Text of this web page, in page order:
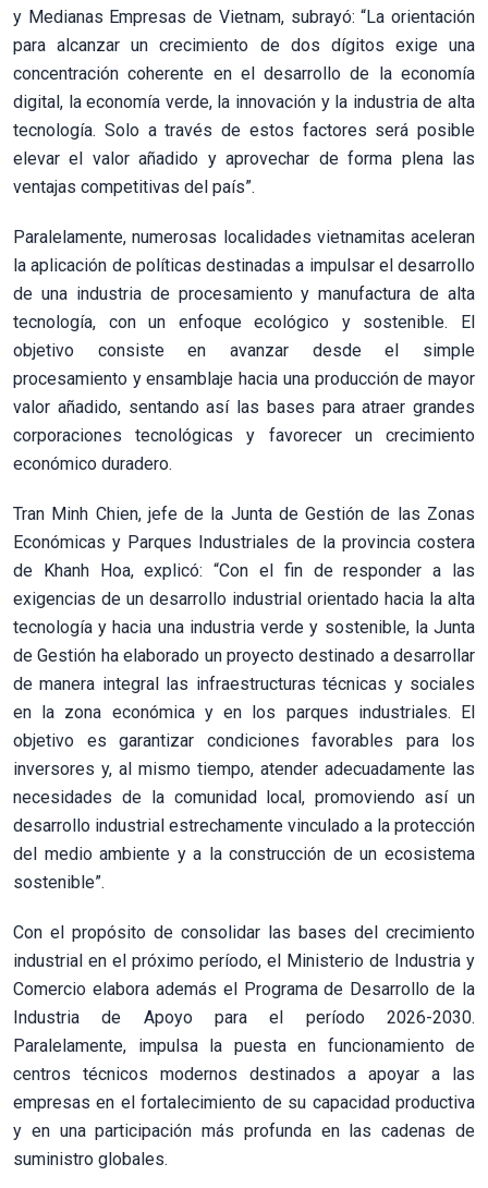
y Medianas Empresas de Vietnam, subrayó: “La orientación
para alcanzar un crecimiento de dos dígitos exige una
concentración coherente en el desarrollo de la economía
digital, la economía verde, la innovación y la industria de alta
tecnología. Solo a través de estos factores será posible
elevar el valor añadido y aprovechar de forma plena las
ventajas competitivas del país”.
Paralelamente, numerosas localidades vietnamitas aceleran
la aplicación de políticas destinadas a impulsar el desarrollo
de una industria de procesamiento y manufactura de alta
tecnología, con un enfoque ecológico y sostenible. El
objetivo consiste en avanzar desde el simple
procesamiento y ensamblaje hacia una producción de mayor
valor añadido, sentando así las bases para atraer grandes
corporaciones tecnológicas y favorecer un crecimiento
económico duradero.
Tran Minh Chien, jefe de la Junta de Gestión de las Zonas
Económicas y Parques Industriales de la provincia costera
de Khanh Hoa, explicó: “Con el fin de responder a las
exigencias de un desarrollo industrial orientado hacia la alta
tecnología y hacia una industria verde y sostenible, la Junta
de Gestión ha elaborado un proyecto destinado a desarrollar
de manera integral las infraestructuras técnicas y sociales
en la zona económica y en los parques industriales. El
objetivo es garantizar condiciones favorables para los
inversores y, al mismo tiempo, atender adecuadamente las
necesidades de la comunidad local, promoviendo así un
desarrollo industrial estrechamente vinculado a la protección
del medio ambiente y a la construcción de un ecosistema
sostenible”.
Con el propósito de consolidar las bases del crecimiento
industrial en el próximo período, el Ministerio de Industria y
Comercio elabora además el Programa de Desarrollo de la
Industria de Apoyo para el período 2026-2030.
Paralelamente, impulsa la puesta en funcionamiento de
centros técnicos modernos destinados a apoyar a las
empresas en el fortalecimiento de su capacidad productiva
y en una participación más profunda en las cadenas de
suministro globales.